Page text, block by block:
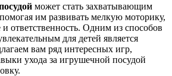
может стать захватывающим
им развивать мелкую моторику,
ответственность. Одним из способов
для детей является
вам ряд интересных игр,
ухода за игрушечной посудой